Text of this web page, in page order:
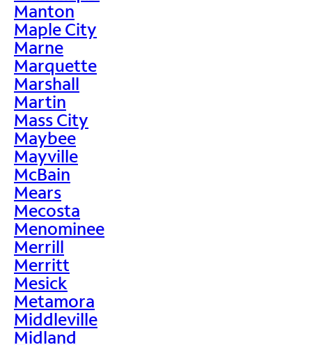
Manton
Maple City
Marne
Marquette
Marshall
Martin
Mass City
Maybee
Mayville
McBain
Mears
Mecosta
Menominee
Merrill
Merritt
Mesick
Metamora
Middleville
Midland